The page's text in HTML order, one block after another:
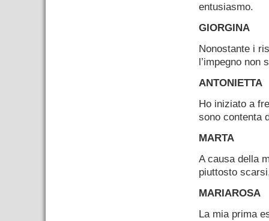
entusiasmo.
GIORGINA
Nonostante i
l’impegno non
ANTONIETTA
Ho iniziato a
sono contenta
MARTA
A causa della
piuttosto
MARIAROSA
La mia prima